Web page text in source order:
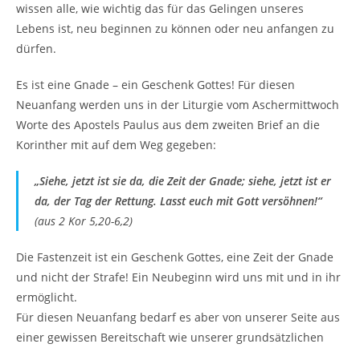
wissen alle, wie wichtig das für das Gelingen unseres
Lebens ist, neu beginnen zu können oder neu anfangen zu
dürfen.
Es ist eine Gnade – ein Geschenk Gottes! Für diesen
Neuanfang werden uns in der Liturgie vom Aschermittwoch
Worte des Apostels Paulus aus dem zweiten Brief an die
Korinther mit auf dem Weg gegeben:
„Siehe, jetzt ist sie da, die Zeit der Gnade; siehe, jetzt ist er
da, der Tag der Rettung. Lasst euch mit Gott versöhnen!“
(aus 2 Kor 5,20-6,2)
Die Fastenzeit ist ein Geschenk Gottes, eine Zeit der Gnade
und nicht der Strafe! Ein Neubeginn wird uns mit und in ihr
ermöglicht.
Für diesen Neuanfang bedarf es aber von unserer Seite aus
einer gewissen Bereitschaft wie unserer grundsätzlichen